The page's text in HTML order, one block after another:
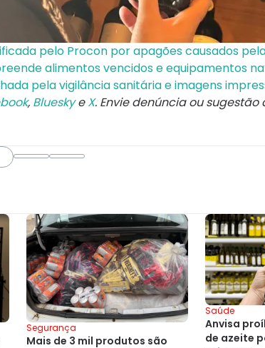
pelo Procon por apagões causados
alimentos vencidos e equipamentos
pela vigilância sanitária e imagens
, BlueskyeX. Envie denúncia ou
Segurança
Mais de 3 mil produtos são
Saúde
Anvisa
de azeite